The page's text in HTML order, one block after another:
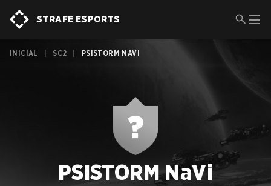
STRAFE ESPORTS
INICIAL SC2 PSISTORM NAVI
PSISTORM NaVi